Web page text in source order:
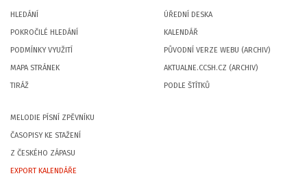
HLEDÁNÍ
POKROČILÉ HLEDÁNÍ
PODMÍNKY VYUŽITÍ
MAPA STRÁNEK
TIRÁŽ
ÚŘEDNÍ DESKA
KALENDÁŘ
PŮVODNÍ VERZE WEBU (ARCHIV)
AKTUALNE.CCSH.CZ (ARCHIV)
PODLE ŠTÍTKŮ
MELODIE PÍSNÍ ZPĚVNÍKU
ČASOPISY KE STAŽENÍ
Z ČESKÉHO ZÁPASU
EXPORT KALENDÁŘE